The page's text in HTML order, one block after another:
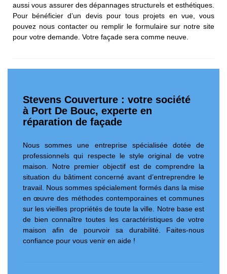
aussi vous assurer des dépannages structurels et esthétiques.
Pour bénéficier d’un devis pour tous projets en vue, vous
pouvez nous contacter ou remplir le formulaire sur notre site
pour votre demande. Votre façade sera comme neuve.
Stevens Couverture : votre société
à Port De Bouc, experte en
réparation de façade
Nous sommes une entreprise spécialisée dotée de
professionnels qui respecte le style original de votre
maison. Notre premier objectif est de comprendre la
situation du bâtiment concerné avant d’entreprendre le
travail. Nous sommes spécialement formés dans la mise
en œuvre des méthodes contemporaines et communes
sur les vieilles propriétés de toute la ville. Notre base est
de bien connaître toutes les caractéristiques de votre
maison afin de pourvoir sa durabilité. Faites-nous
confiance pour vous venir en aide !